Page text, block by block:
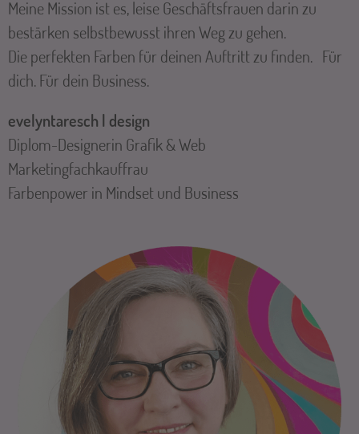
Meine Mission ist es, leise Geschäftsfrauen darin zu
bestärken selbstbewusst ihren Weg zu gehen.
Die perfekten Farben für deinen Auftritt zu finden. Für
dich. Für dein Business.
evelyntaresch | design
Diplom-Designerin Grafik & Web
Marketingfachkauffrau
Farbenpower in Mindset und Business